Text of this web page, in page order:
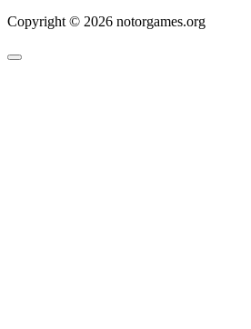
Copyright © 2026 notorgames.org
Scroll